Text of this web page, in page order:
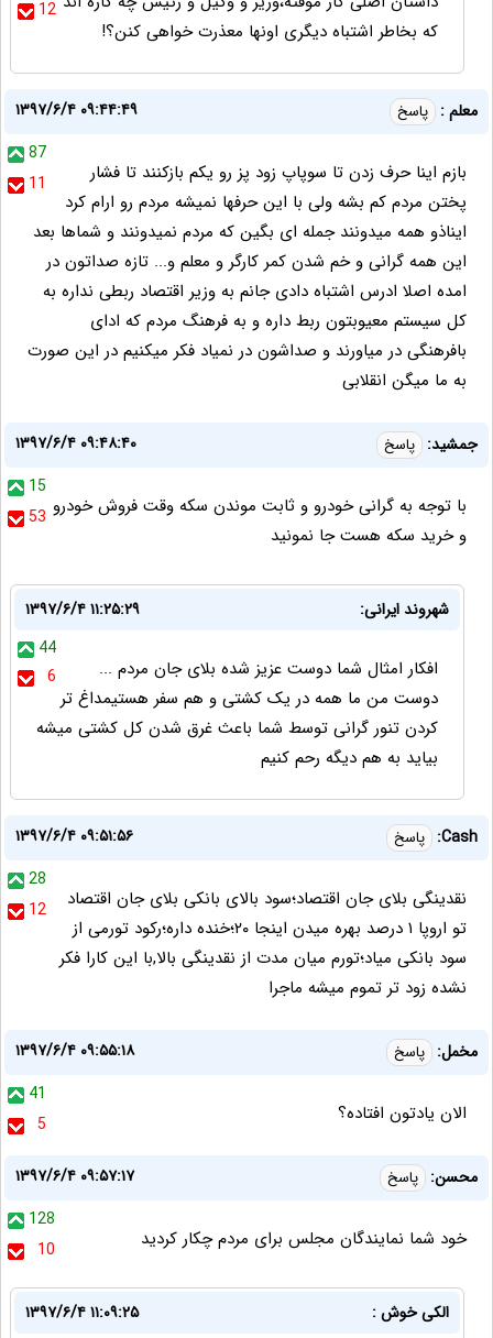
12
که بخاطر اشتباه دیگری اونها معذرت خواهی کنن؟!
معلم : پاسخ
۱۳۹۷/۶/۴ ۰۹:۴۴:۴۹
87
11
بازم اینا حرف زدن تا سوپاپ زود پز رو یکم بازکنند تا فشار
پختن مردم کم بشه ولی با این حرفها نمیشه مردم رو ارام کرد
ایناذو همه میدونند جمله ای بگین که مردم نمیدونند و شماها بعد
این همه گرانی و خم شدن کمر کارگر و معلم و... تازه صداتون در
امده اصلا ادرس اشتباه دادی جانم به وزیر اقتصاد ربطی نداره به
کل سیستم معیوبتون ربط داره و به فرهنگ مردم که ادای
بافرهنگی در میاورند و صداشون در نمیاد فکر میکنیم در این صورت
به ما میگن انقلابی
جمشید: پاسخ
۱۳۹۷/۶/۴ ۰۹:۴۸:۴۰
15
53 با توجه به گرانی خودرو و ثابت موندن سکه وقت فروش خودرو
و خرید سکه هست جا نمونید
شهروند ایرانی:
۱۳۹۷/۶/۴ ۱۱:۲۵:۲۹
44
6
افکار امثال شما دوست عزیز شده بلای جان مردم ...
دوست من ما همه در یک کشتی و هم سفر هستیمداغ تر
کردن تنور گرانی توسط شما باعث غرق شدن کل کشتی میشه
بیاید به هم دیگه رحم کنیم
Cash: پاسخ
۱۳۹۷/۶/۴ ۰۹:۵۱:۵۶
28
12
نقدینگی بلای جان اقتصاد؛سود بالای بانکی بلای جان اقتصاد
تو اروپا ۱ درصد بهره میدن اینجا ۲۰؛خنده داره؛رکود تورمی از
سود بانکی میاد؛تورم میان مدت از نقدینگی بالا,با این کارا فکر
نشده زود تر تموم میشه ماجرا
مخمل: پاسخ
۱۳۹۷/۶/۴ ۰۹:۵۵:۱۸
41
5
الان یادتون افتاده؟
محسن: پاسخ
۱۳۹۷/۶/۴ ۰۹:۵۷:۱۷
128
10
خود شما نمایندگان مجلس برای مردم چکار کردید
الکی خوش :
۱۳۹۷/۶/۴ ۱۱:۰۹:۲۵